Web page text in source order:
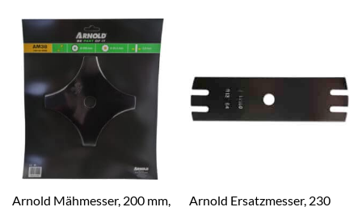
Arnold Mähmesser, 200 mm, Arnold Ersatzmesser, 230